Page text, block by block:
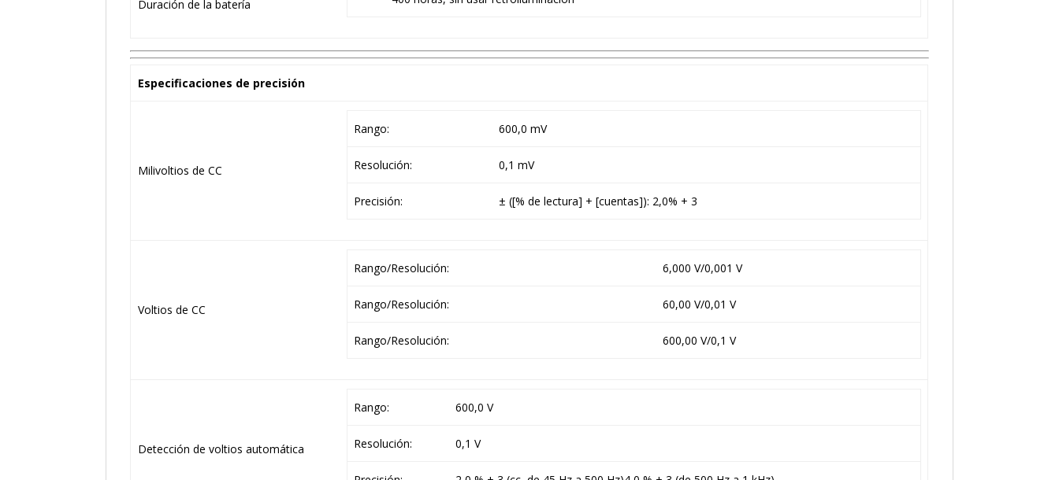
Duración de la batería
Especificaciones de precisión
Milivoltios de CC
Rango: 600,0 mV
Resolución: 0,1 mV
Precisión: ± ([% de lectura] + [cuentas]): 2,0% + 3
Voltios de CC
Rango/Resolución: 6,000 V/0,001 V
Rango/Resolución: 60,00 V/0,01 V
Rango/Resolución: 600,00 V/0,1 V
Detección de voltios automática
Rango: 600,0 V
Resolución: 0,1 V